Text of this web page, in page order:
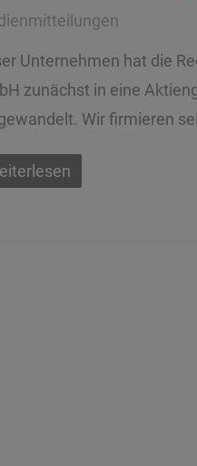
Unternehmen hat die
zunächst in eine
Wir firmieren